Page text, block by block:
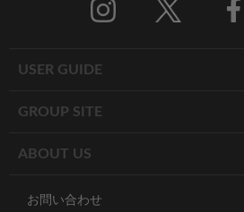
USER GUIDE
GROUP SITE
ABOUT US
お問い合わせ